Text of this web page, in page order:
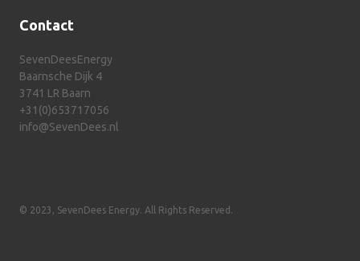
Contact
SevenDeesEnergy
Baarnsche Dijk 4
3741 LR Baarn
+31(0)653717056
info@SevenDees.nl
© 2023, SevenDees Energy. All Rights Reserved.